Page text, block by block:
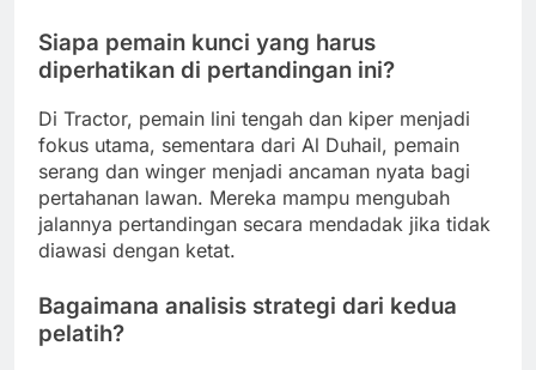
Siapa pemain kunci yang harus
diperhatikan di pertandingan ini?
Di Tractor, pemain lini tengah dan kiper menjadi
fokus utama, sementara dari Al Duhail, pemain
serang dan winger menjadi ancaman nyata bagi
pertahanan lawan. Mereka mampu mengubah
jalannya pertandingan secara mendadak jika tidak
diawasi dengan ketat.
Bagaimana analisis strategi dari kedua
pelatih?